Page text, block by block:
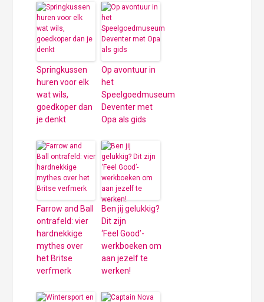
Springkussen
huren voor elk
wat wils,
goedkoper dan
je denkt
Op avontuur in
het
Speelgoedmuseum
Deventer met
Opa als gids
Farrow and Ball
ontrafeld: vier
hardnekkige
mythes over
het Britse
verfmerk
Ben jij gelukkig?
Dit zijn
‘Feel Good’-
werkboeken om
aan jezelf te
werken!